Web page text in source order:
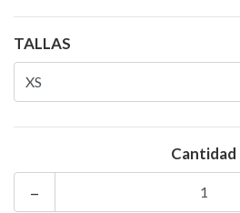
TALLAS
Cantidad
-